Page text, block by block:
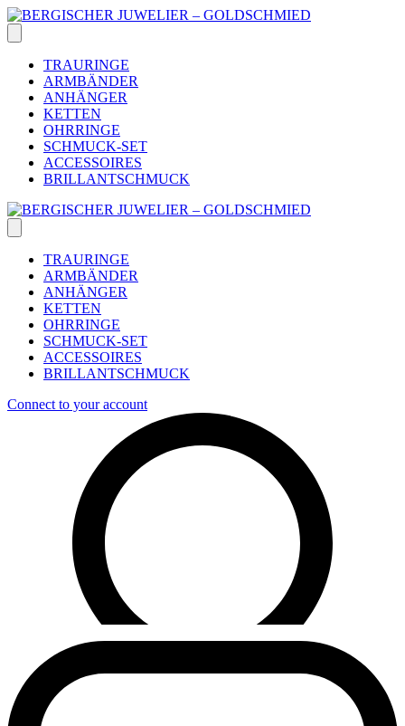
Skip
to
content
TRAURINGE
ARMBÄNDER
ANHÄNGER
KETTEN
OHRRINGE
SCHMUCK-SET
ACCESSOIRES
BRILLANTSCHMUCK
TRAURINGE
ARMBÄNDER
ANHÄNGER
KETTEN
OHRRINGE
SCHMUCK-SET
ACCESSOIRES
BRILLANTSCHMUCK
Connect to your account